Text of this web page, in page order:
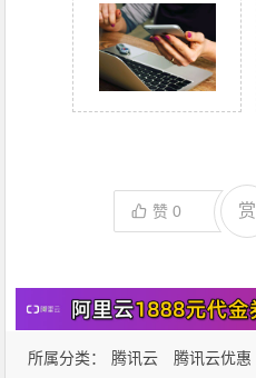
赞0 赏
所属分类： 腾讯云 腾讯云优惠